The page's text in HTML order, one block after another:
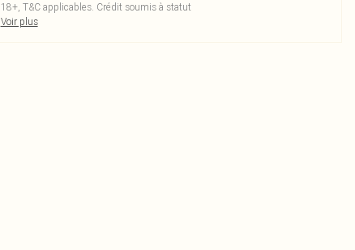
18+, T&C applicables. Crédit soumis à statut
Voir plus